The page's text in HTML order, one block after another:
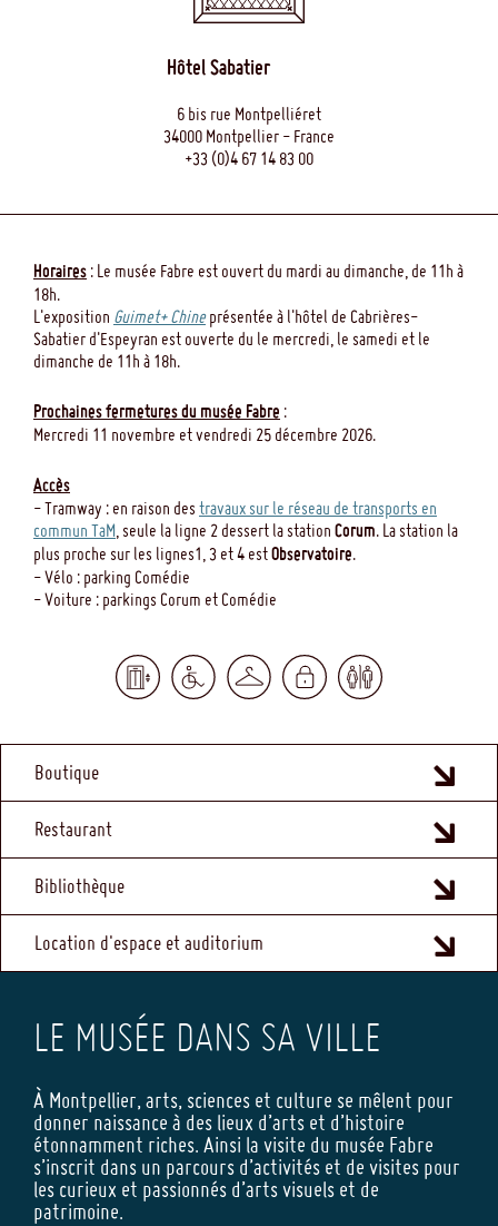
Hôtel Sabatier
6 bis rue Montpelliéret
34000 Montpellier - France
+33 (0)4 67 14 83 00
Horaires : Le musée Fabre est ouvert du mardi au dimanche, de 11h à
18h.
L'exposition Guimet+ Chineprésentée à l'hôtel de Cabrières-
Sabatier d'Espeyran est ouverte du le mercredi, le samedi et le
dimanche de 11h à 18h.
Prochaines fermetures du musée Fabre :
Mercredi 11 novembre et vendredi 25 décembre 2026.
Accès
- Tramway : en raison des travaux sur le réseau de transports en
commun TaM, seule la ligne 2 dessert la station Corum. La station la
plus proche sur les lignes1, 3 et 4 estObservatoire.
- Vélo : parking Comédie
- Voiture : parkings Corum et Comédie
MENU
FOOTER
Boutique
Restaurant
Bibliothèque
Location d'espace et auditorium
LE MUSÉE DANS SA VILLE
À Montpellier, arts, sciences et culture se mêlent pour
donner naissance à des lieux d’arts et d’histoire
étonnamment riches. Ainsi la visite du musée Fabre
s’inscrit dans un parcours d’activités et de visites pour
les curieux et passionnés d’arts visuels et de
patrimoine.